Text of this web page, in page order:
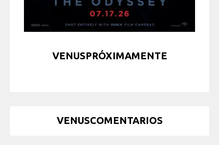
VENUSPRÓXIMAMENTE
VENUSCOMENTARIOS